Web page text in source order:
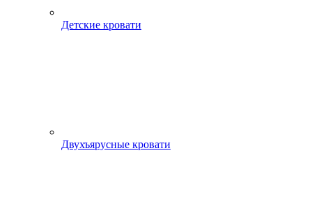
Детские кровати
Двухъярусные кровати